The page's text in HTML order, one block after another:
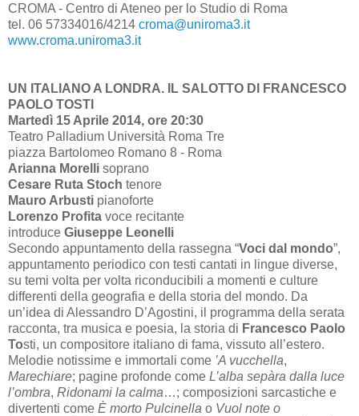
CROMA - Centro di Ateneo per lo Studio di Roma
tel. 06 57334016/4214 croma@uniroma3.it
www.croma.uniroma3.it
UN ITALIANO A LONDRA. IL SALOTTO DI FRANCESCO
PAOLO TOSTI
Martedì 15 Aprile 2014, ore 20:30
Teatro Palladium Università Roma Tre
piazza Bartolomeo Romano 8 - Roma
Arianna Morelli soprano
Cesare Ruta Stoch tenore
Mauro Arbusti pianoforte
Lorenzo Profita voce recitante
introduce Giuseppe Leonelli
Secondo appuntamento della rassegna “Voci dal mondo”,
appuntamento periodico con testi cantati in lingue diverse,
su temi volta per volta riconducibili a momenti e culture
differenti della geografia e della storia del mondo. Da
un’idea di Alessandro D’Agostini, il programma della serata
racconta, tra musica e poesia, la storia di Francesco Paolo
Tosti, un compositore italiano di fama, vissuto all’estero.
Melodie notissime e immortali come ’A vucchella,
Marechiare; pagine profonde come L’alba sepàra dalla luce
l’ombra, Ridonami la calma…; composizioni sarcastiche e
divertenti come È morto Pulcinella o Vuol note o